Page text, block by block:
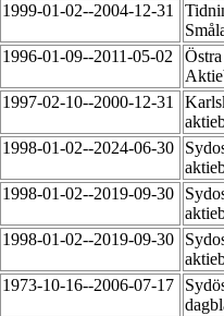
1999-01-02--2004-12-31
1996-01-09--2011-05-02
1997-02-10--2000-12-31
1998-01-02--2024-06-30
1998-01-02--2019-09-30
1998-01-02--2019-09-30
1973-10-16--2006-07-17